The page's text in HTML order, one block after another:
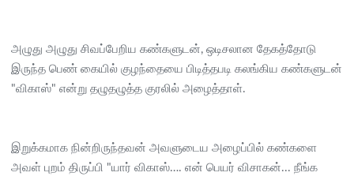
அழுது அழுது சிவப்பேறிய கண்களுடன், ஒடிசலான தேகத்தோடு
இருந்த பெண் கையில் குழந்தையை பிடித்தபடி கலங்கிய கண்களுடன்
"விகாஸ்" என்று தழுதழுத்த குரலில் அழைத்தாள்.
இறுக்கமாக நின்றிருந்தவன் அவளுடைய அழைப்பில் கண்களை
அவள் புறம் திருப்பி "யார் விகாஸ்…. என் பெயர் விசாகன்... நீங்க